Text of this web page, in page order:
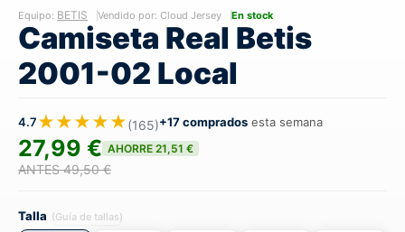
Equipo: BETIS Vendido por: Cloud Jersey En stock
Camiseta Real Betis
2001-02 Local
4.7★★★★★(165)+17 comprados esta semana
27,99 € AHORRE 21,51 €
ANTES 49,50 €
Talla (Guía de tallas)